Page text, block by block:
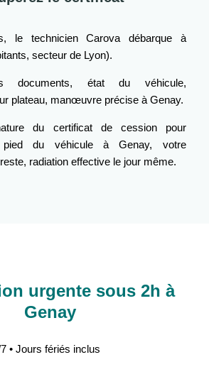
le technicien Carova débarque à
secteur de Lyon).
documents, état du véhicule,
plateau, manœuvre précise à Genay.
du certificat de cession pour
pied du véhicule à Genay, votre
radiation effective le jour même.
urgente sous 2h à
Genay
• Jours fériés inclus